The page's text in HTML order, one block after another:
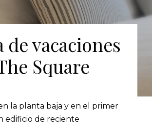
de vacaciones
Square
la planta baja y en el primer
edificio de reciente